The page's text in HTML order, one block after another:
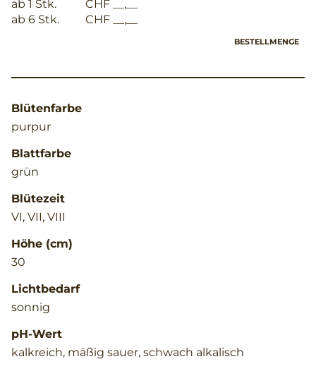
ab 1 Stk.
CHF __,__
ab 6 Stk.
CHF __,__
BESTELLMENGE
Blütenfarbe
purpur
Blattfarbe
grün
Blütezeit
VI, VII, VIII
Höhe (cm)
30
Lichtbedarf
sonnig
pH-Wert
kalkreich, mäßig sauer, schwach alkalisch